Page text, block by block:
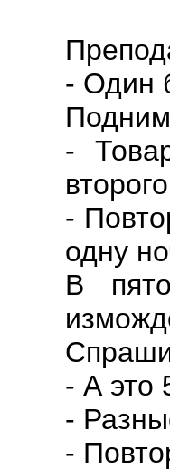
- Один
-
-
одну
В
- А это
-
-